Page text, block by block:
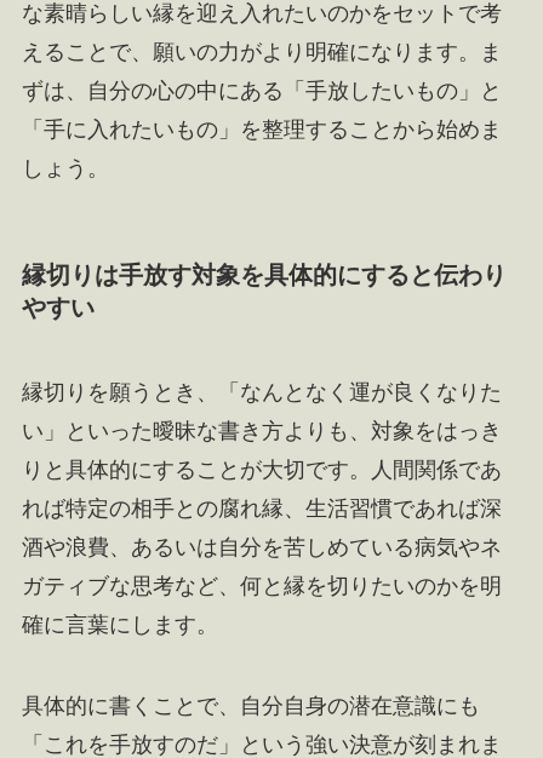
な素晴らしい縁を迎え入れたいのかをセットで考
えることで、願いの力がより明確になります。ま
ずは、自分の心の中にある「手放したいもの」と
「手に入れたいもの」を整理することから始めま
しょう。
縁切りは手放す対象を具体的にすると伝わり
やすい
縁切りを願うとき、「なんとなく運が良くなりた
い」といった曖昧な書き方よりも、対象をはっき
りと具体的にすることが大切です。人間関係であ
れば特定の相手との腐れ縁、生活習慣であれば深
酒や浪費、あるいは自分を苦しめている病気やネ
ガティブな思考など、何と縁を切りたいのかを明
確に言葉にします。
具体的に書くことで、自分自身の潜在意識にも
「これを手放すのだ」という強い決意が刻まれま